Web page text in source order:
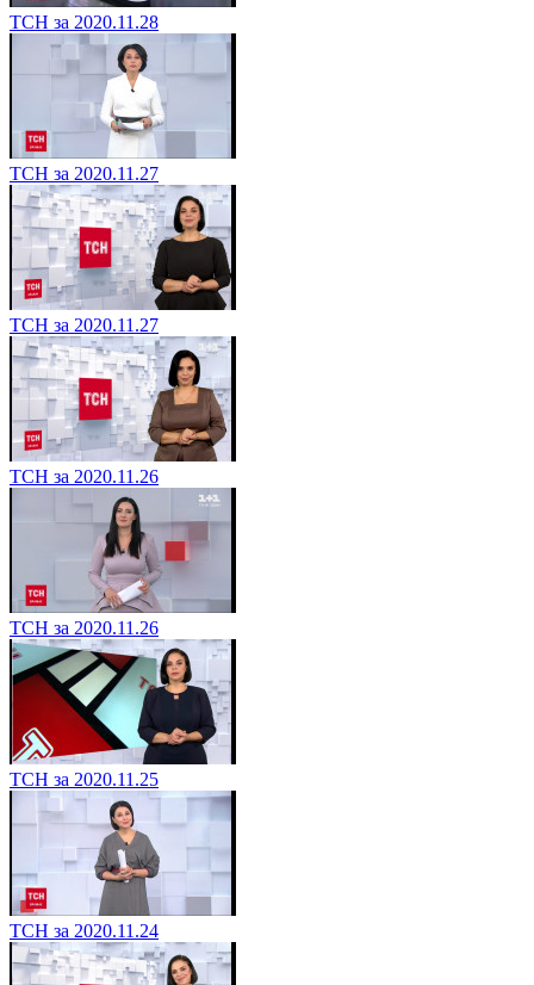
ТСН за 2020.11.28
ТСН за 2020.11.27
ТСН за 2020.11.27
ТСН за 2020.11.26
ТСН за 2020.11.26
ТСН за 2020.11.25
ТСН за 2020.11.24